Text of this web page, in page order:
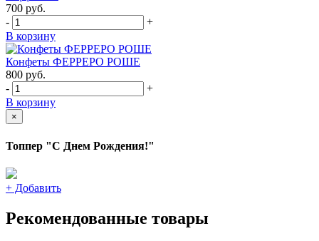
700 руб.
-
+
В корзину
Конфеты ФЕРРЕРО РОШЕ
800 руб.
-
+
В корзину
×
Топпер "С Днем Рождения!"
+ Добавить
Рекомендованные товары